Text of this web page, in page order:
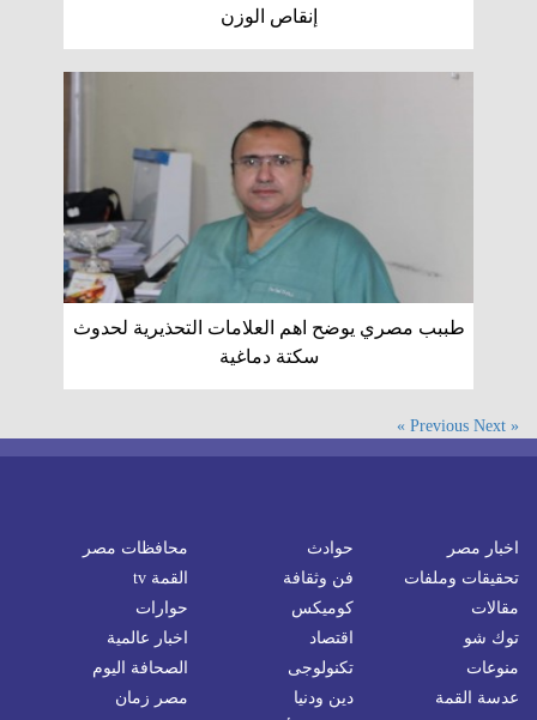
إنقاص الوزن
طببب مصري يوضح اهم العلامات التحذيرية لحدوث
سكتة دماغية
« Previous
Next »
اخبار مصر حوادث
محافظات مصر
تحقيقات وملفات
فن وثقافة
القمة tv
مقالات
كوميكس
حوارات
توك شو
اقتصاد
اخبار عالمية
منوعات
تكنولوجى
الصحافة اليوم
عدسة القمة
دين ودنيا
مصر زمان